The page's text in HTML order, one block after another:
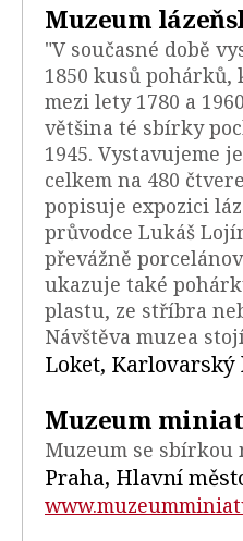
Muzeum
"V současné době
1850 kusů
mezi lety 1780 a
většina té sbírky
1945. Vystavujeme
celkem na 480
popisuje expozici
průvodce Lukáš
převážně
ukazuje také
plastu, ze stříbra
Návštěva muzea
Loket, Karlovarský
Muzeum
Muzeum se
Praha, Hlavní